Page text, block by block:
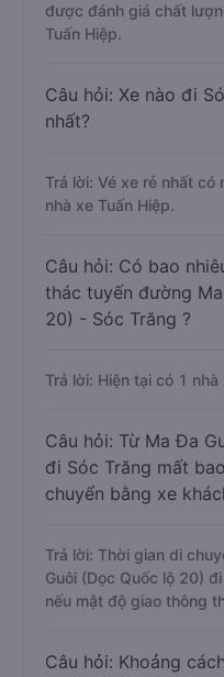
được đánh giá chất
Tuấn Hiệp.
Câu hỏi: Xe nào đi
nhất?
Trả lời: Vé xe rẻ nhất
nhà xe Tuấn Hiệp.
Câu hỏi: Có bao
thác tuyến đường
20) - Sóc Trăng ?
Trả lời: Hiện tại có 1
Câu hỏi: Từ Ma Đa
đi Sóc Trăng mất
chuyển bằng xe
Trả lời: Thời gian di
Guôi (Dọc Quốc lộ 20)
nếu mật độ giao thông
Câu hỏi: Khoảng